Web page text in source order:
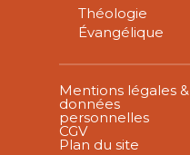
Théologie
Évangélique
Mentions légales &
données
personnelles
CGV
Plan du site